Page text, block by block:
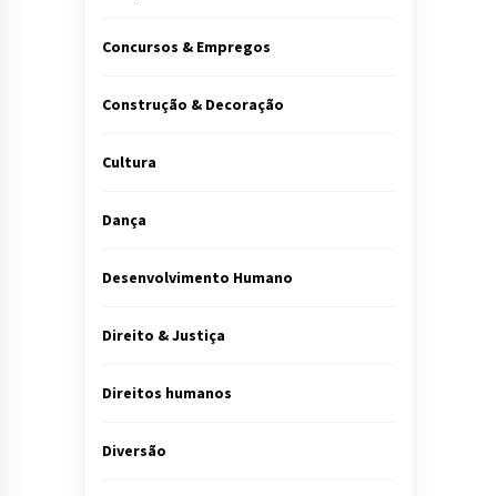
Concursos & Empregos
Construção & Decoração
Cultura
Dança
Desenvolvimento Humano
Direito & Justiça
Direitos humanos
Diversão